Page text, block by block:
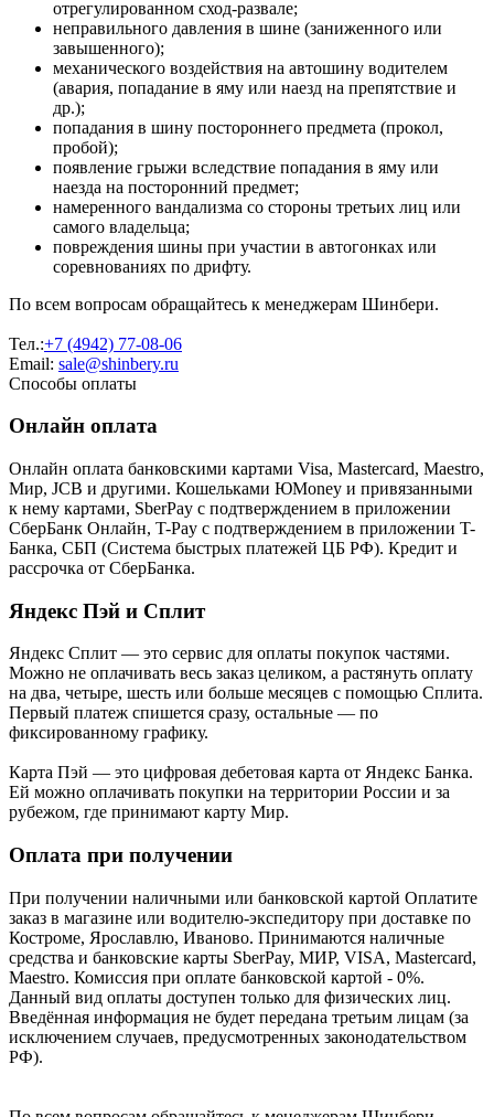
отрегулированном сход-развале;
неправильного давления в шине (заниженного или
завышенного);
механического воздействия на автошину водителем
(авария, попадание в яму или наезд на препятствие и
др.);
попадания в шину постороннего предмета (прокол,
пробой);
появление грыжи вследствие попадания в яму или
наезда на посторонний предмет;
намеренного вандализма со стороны третьих лиц или
самого владельца;
повреждения шины при участии в автогонках или
соревнованиях по дрифту.
По всем вопросам обращайтесь к менеджерам Шинбери.
Тел.:+7 (4942) 77-08-06
Email: sale@shinbery.ru
Способы оплаты
Онлайн оплата
Онлайн оплата банковскими картами Visa, Mastercard, Maestro,
Мир, JCB и другими. Кошельками ЮMoney и привязанными
к нему картами, SberPay с подтверждением в приложении
СберБанк Онлайн, T-Pay с подтверждением в приложении T-
Банка, СБП (Система быстрых платежей ЦБ РФ). Кредит и
рассрочка от СберБанка.
Яндекс Пэй и Сплит
Яндекс Cплит — это сервис для оплаты покупок частями.
Можно не оплачивать весь заказ целиком, а растянуть оплату
на два, четыре, шесть или больше месяцев с помощью Сплита.
Первый платеж спишется сразу, остальные — по
фиксированному графику.
Карта Пэй — это цифровая дебетовая карта от Яндекс Банка.
Ей можно оплачивать покупки на территории России и за
рубежом, где принимают карту Мир.
Оплата при получении
При получении наличными или банковской картой Оплатите
заказ в магазине или водителю-экспедитору при доставке по
Костроме, Ярославлю, Иваново. Принимаются наличные
средства и банковские карты SberPay, МИР, VISA, Mastercard,
Maestro. Комиссия при оплате банковской картой - 0%.
Данный вид оплаты доступен только для физических лиц.
Введённая информация не будет передана третьим лицам (за
исключением случаев, предусмотренных законодательством
РФ).